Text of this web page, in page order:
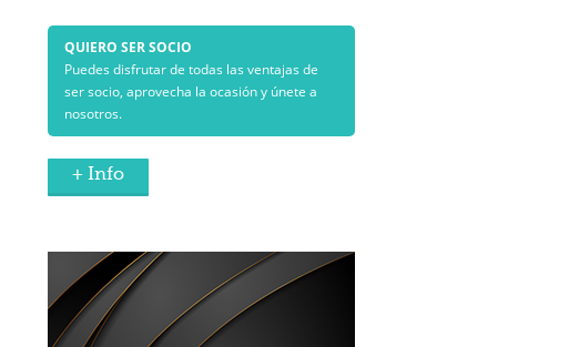
QUIERO SER SOCIO
Puedes disfrutar de todas las ventajas de
ser socio, aprovecha la ocasión y únete a
nosotros.
+ Info